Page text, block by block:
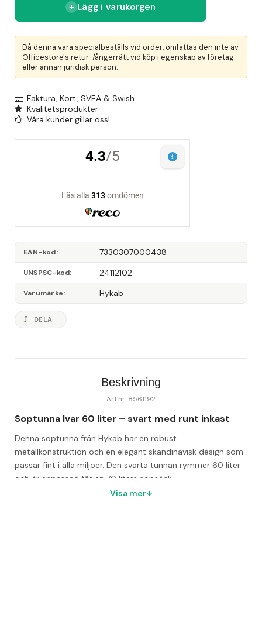
Lägg i varukorgen
Då denna vara specialbeställs vid order, omfattas den inte av
Officestore's retur-/ångerrätt vid köp i egenskap av företag
eller annan juridisk person.
Faktura, Kort, SVEA & Swish
Kvalitetsprodukter
Våra kunder gillar oss!
EAN-kod 7330307000438
UNSPSC-kod 24112102
Varumärke Hykab
DELA
Beskrivning
Art.nr: 8561192
Soptunna Ivar 60 liter – svart med runt inkast
Denna soptunna från Hykab har en robust
metallkonstruktion och en elegant skandinavisk design som
passar fint i alla miljöer. Den svarta tunnan rymmer 60 liter
och är anpassad för en 70 liters sopsäck.
Visa mer